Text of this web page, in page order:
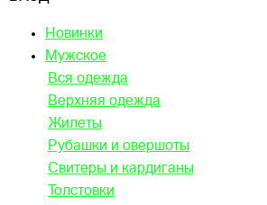
Новинки
Мужское
Вся одежда
Верхняя одежда
Жилеты
Рубашки и овершоты
Свитеры и кардиганы
Толстовки